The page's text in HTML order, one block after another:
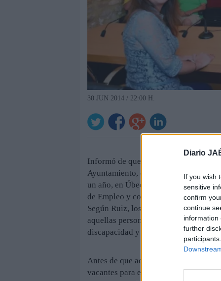
Diario
If you wish
sensitive
confirm
continue
information
further
30 JUN 2014 / 22:00 H.
Informó de que, como requisitos
Ayuntamiento, estarán ser mayor de
un año, en Úbeda. También es
de Empleo y contar, además con la
Según Ruiz, los contratos serán de
aquellas personas que pertenezcan a
discapacidad y víctimas de violencia
Antes de que acabe la semana,
vacantes para el Servicio de